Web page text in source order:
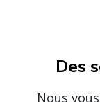
Des
Nous